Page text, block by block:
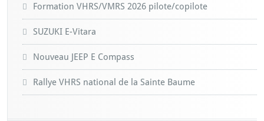
Formation VHRS/VMRS 2026 pilote/copilote
SUZUKI E-Vitara
Nouveau JEEP E Compass
Rallye VHRS national de la Sainte Baume